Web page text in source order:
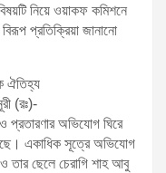
নিয়ে ওয়াকফ কমিশনে
প্রতিক্রিয়া জানানো
ঐতিহ্য
(রঃ)-
প্রতারণার অভিযোগ ঘিরে
একাধিক সূত্রে অভিযোগ
তার ছেলে চেরাগি শাহ আবু